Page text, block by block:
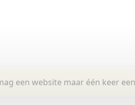
een website maar één keer